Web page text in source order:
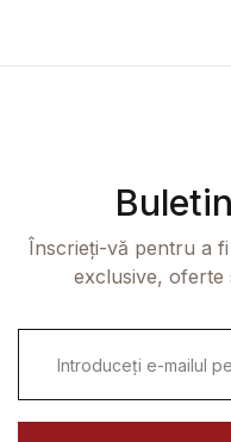
Înscrieți-vă pentru a
exclusive, oferte
i
l